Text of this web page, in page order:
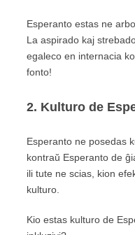
Esperanto estas ne
La aspirado kaj
egaleco en internacia
fonto!
2. Kulturo de
Esperanto ne posedas
kontraŭ Esperanto de
ili tute ne scias, kion
kulturo.
Kio estas kulturo de